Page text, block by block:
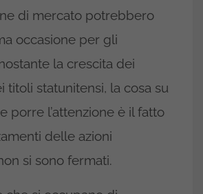
di mercato potrebbero
occasione per gli
la crescita dei
titoli statunitensi, la cosa su
porre l’attenzione è il fatto
delle azioni
si sono fermati.